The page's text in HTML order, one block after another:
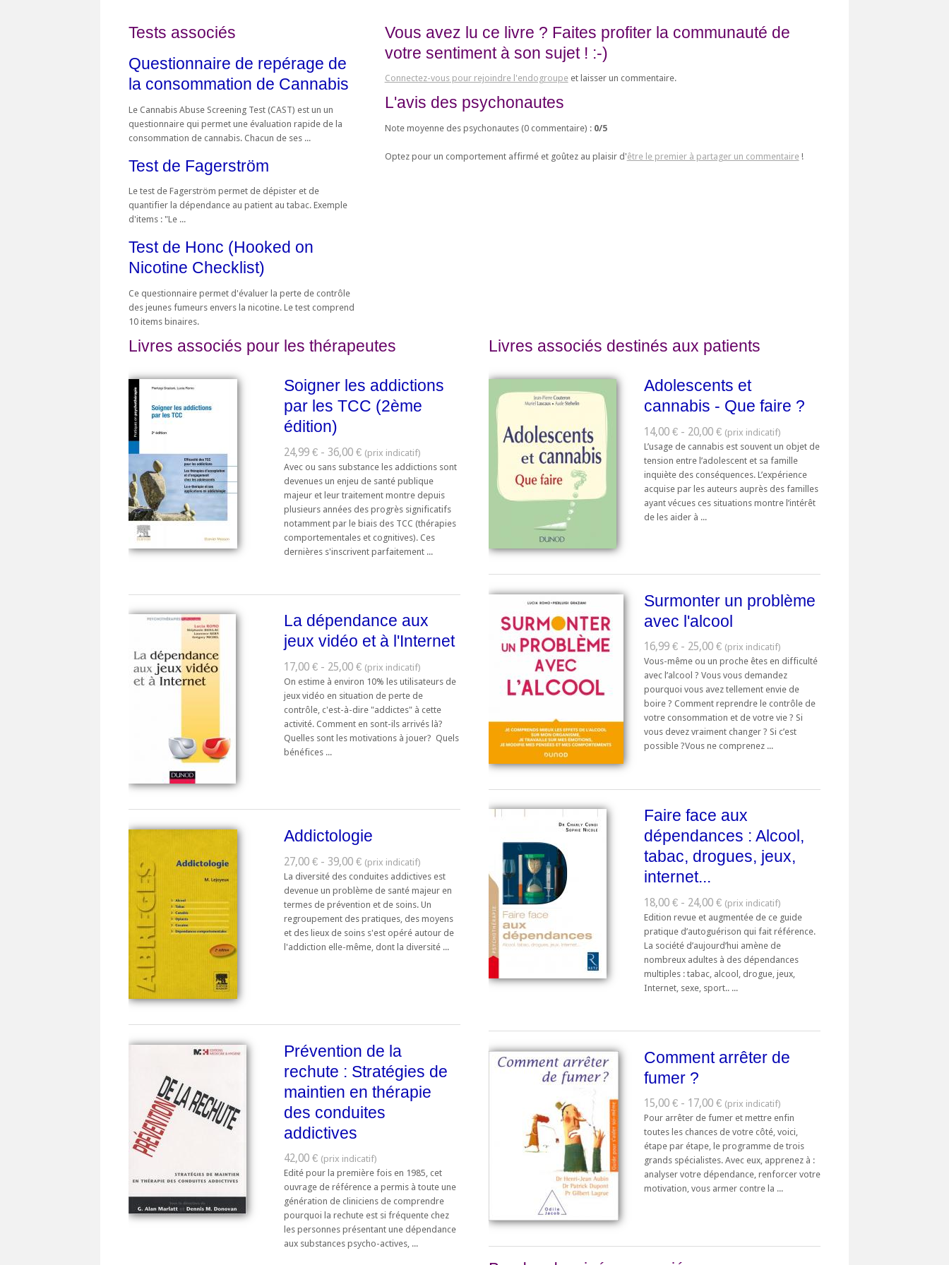
Tests associés
Questionnaire de repérage de
la consommation de Cannabis
Le Cannabis Abuse Screening Test (CAST) est un un
questionnaire qui permet une évaluation rapide de la
consommation de cannabis. Chacun de ses ...
Test de Fagerström
Le test de Fagerström permet de dépister et de
quantifier la dépendance au patient au tabac. Exemple
d'items : "Le ...
Test de Honc (Hooked on
Nicotine Checklist)
Ce questionnaire permet d'évaluer la perte de contrôle
des jeunes fumeurs envers la nicotine. Le test comprend
10 items binaires.
Vous avez lu ce livre ? Faites profiter la communauté de
votre sentiment à son sujet ! :-)
Connectez-vous pour rejoindre l'endogroupeet laisser un commentaire.
L'avis des psychonautes
Note moyenne des psychonautes (0commentaire) : 0/5
Optez pour un comportement affirmé et goûtez au plaisir d'être le premier à partager un commentaire!
Livres associés pour les thérapeutes
Soigner les addictions
par les TCC (2ème
édition)
24,99 € - 36,00 €
Avec ou sans substance les addictions sont
devenues un enjeu de santé publique
majeur et leur traitement montre depuis
plusieurs années des progrès significatifs
notamment par le biais des TCC (thérapies
comportementales et cognitives). Ces
dernières s'inscrivent parfaitement ...
La dépendance aux
jeux vidéo et à l'Internet
17,00 € - 25,00 €
On estime à environ 10% les utilisateurs de
jeux vidéo en situation de perte de
contrôle, c'est-à-dire "addictes" à cette
activité. Comment en sont-ils arrivés là?
Quelles sont les motivations à jouer? Quels
bénéfices ...
Addictologie
27,00 € - 39,00 €
La diversité des conduites addictives est
devenue un problème de santé majeur en
termes de prévention et de soins. Un
regroupement des pratiques, des moyens
et des lieux de soins s'est opéré autour de
l'addiction elle-même, dont la diversité ...
Prévention de la
rechute : Stratégies de
maintien en thérapie
des conduites
addictives
42,00 €
Edité pour la première fois en 1985, cet
ouvrage de référence a permis à toute une
génération de cliniciens de comprendre
pourquoi la rechute est si fréquente chez
les personnes présentant une dépendance
aux substances psycho-actives, ...
Livres associés destinés aux patients
Adolescents et
cannabis - Que faire ?
14,00 € - 20,00 €
L’usage de cannabis est souvent un objet de
tension entre l’adolescent et sa famille
inquiète des conséquences. L’expérience
acquise par les auteurs auprès des familles
ayant vécues ces situations montre l’intérêt
de les aider à ...
Surmonter un problème
avec l'alcool
16,99 € - 25,00 €
Vous-même ou un proche êtes en difficulté
avec l’alcool ? Vous vous demandez
pourquoi vous avez tellement envie de
boire ? Comment reprendre le contrôle de
votre consommation et de votre vie ? Si
vous devez vraiment changer ? Si c’est
possible ?Vous ne comprenez ...
Faire face aux
dépendances : Alcool,
tabac, drogues, jeux,
internet...
18,00 € - 24,00 €
Edition revue et augmentée de ce guide
pratique d’autoguérison qui fait référence.
La société d’aujourd’hui amène de
nombreux adultes à des dépendances
multiples : tabac, alcool, drogue, jeux,
Internet, sexe, sport.. ...
Comment arrêter de
fumer ?
15,00 € - 17,00 €
Pour arrêter de fumer et mettre enfin
toutes les chances de votre côté, voici,
étape par étape, le programme de trois
grands spécialistes. Avec eux, apprenez à :
analyser votre dépendance, renforcer votre
motivation, vous armer contre la ...